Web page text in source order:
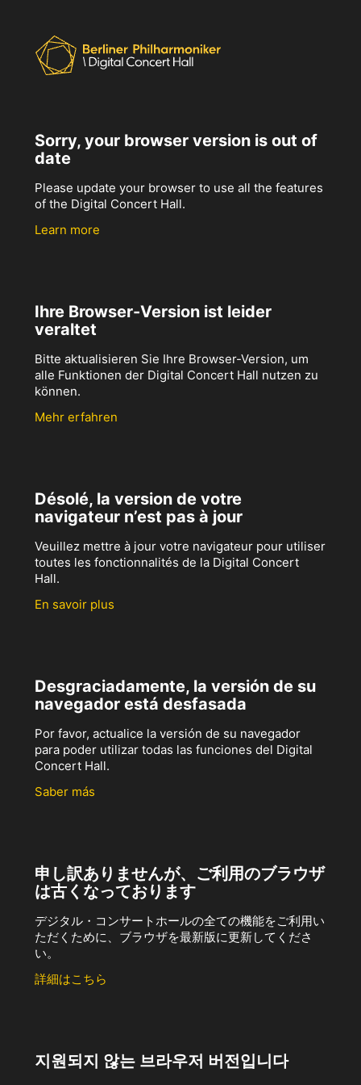
Sorry, your browser version is out of
date
Please update your browser to use all the features
of the Digital Concert Hall.
Learn more
Ihre Browser-Version ist leider
veraltet
Bitte aktualisieren Sie Ihre Browser-Version, um
alle Funktionen der Digital Concert Hall nutzen zu
können.
Mehr erfahren
Désolé, la version de votre
navigateur n’est pas à jour
Veuillez mettre à jour votre navigateur pour utiliser
toutes les fonctionnalités de la Digital Concert
Hall.
En savoir plus
Desgraciadamente, la versión de su
navegador está desfasada
Por favor, actualice la versión de su navegador
para poder utilizar todas las funciones del Digital
Concert Hall.
Saber más
申し訳ありませんが、ご利用のブラウザ
は古くなっております
デジタル・コンサートホールの全ての機能をご利用い
ただくために、ブラウザを最新版に更新してくださ
い。
詳細はこちら
지원되지 않는 브라우저 버전입니다